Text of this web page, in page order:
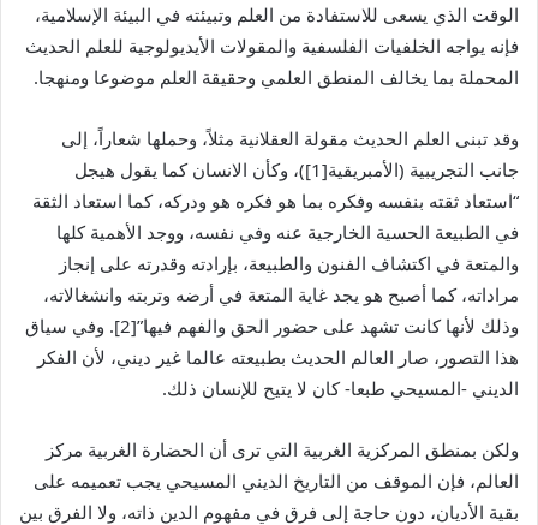
الوقت الذي يسعى للاستفادة من العلم وتبيئته في البيئة الإسلامية،
فإنه يواجه الخلفيات الفلسفية والمقولات الأيديولوجية للعلم الحديث
المحملة بما يخالف المنطق العلمي وحقيقة العلم موضوعا ومنهجا.
وقد تبنى العلم الحديث مقولة العقلانية مثلاً، وحملها شعاراً، إلى
جانب التجريبية (الأمبريقية[1])، وكأن الانسان كما يقول هيجل
“استعاد ثقته بنفسه وفكره بما هو فكره هو ودركه، كما استعاد الثقة
في الطبيعة الحسية الخارجية عنه وفي نفسه، ووجد الأهمية كلها
والمتعة في اكتشاف الفنون والطبيعة، بإرادته وقدرته على إنجاز
مراداته، كما أصبح هو يجد غاية المتعة في أرضه وتربته وانشغالاته،
وذلك لأنها كانت تشهد على حضور الحق والفهم فيها”[2]. وفي سياق
هذا التصور، صار العالم الحديث بطبيعته عالما غير ديني، لأن الفكر
الديني -المسيحي طبعا- كان لا يتيح للإنسان ذلك.
ولكن بمنطق المركزية الغربية التي ترى أن الحضارة الغربية مركز
العالم، فإن الموقف من التاريخ الديني المسيحي يجب تعميمه على
بقية الأديان، دون حاجة إلى فرق في مفهوم الدين ذاته، ولا الفرق بين